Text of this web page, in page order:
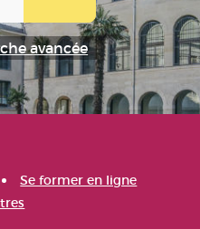
avancée
Se former en ligne